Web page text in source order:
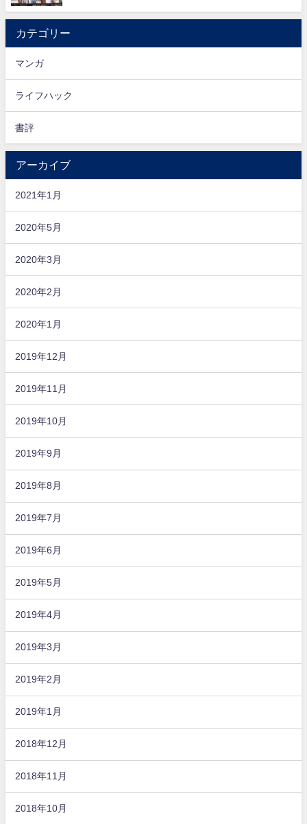
カテゴリー
マンガ
ライフハック
書評
アーカイブ
2021年1月
2020年5月
2020年3月
2020年2月
2020年1月
2019年12月
2019年11月
2019年10月
2019年9月
2019年8月
2019年7月
2019年6月
2019年5月
2019年4月
2019年3月
2019年2月
2019年1月
2018年12月
2018年11月
2018年10月